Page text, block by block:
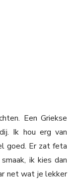
Een Griekse
Ik hou erg van
goed. Er zat feta
ik kies dan
net wat je lekker